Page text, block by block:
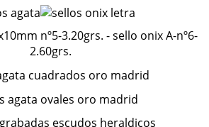
nº5-3.20grs. - sello onix A-nº6-
2.60grs.